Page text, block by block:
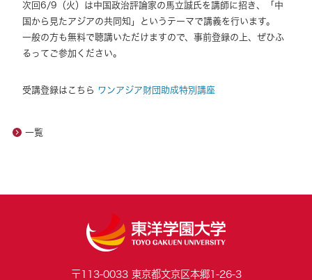
次回6/9（火）は中国政治評論家の馬立誠氏を講師に招き、「中
国から見たアジアの共同知」というテーマで講義を行います。
一般の方も無料で聴講いただけますので、事前登録の上、ぜひふ
るってご参加ください。
受講登録はこちら ワンアジア財団助成特別講座
一覧
〒113-0033 東京都文京区本郷1-26-3